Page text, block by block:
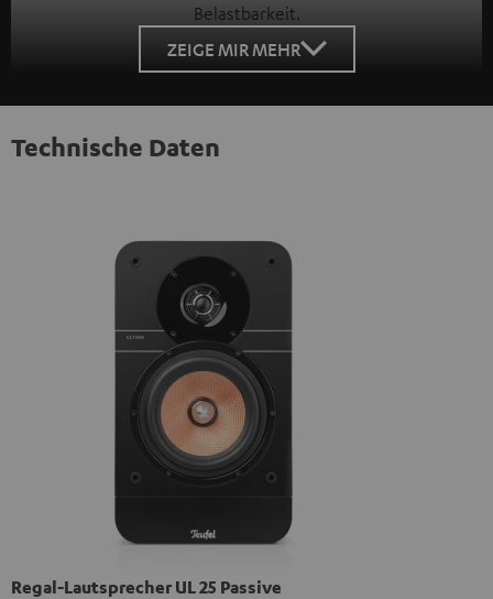
Belastbarkeit.
ZEIGE MIR MEHR
Technische Daten
Regal-Lautsprecher UL 25 Passive